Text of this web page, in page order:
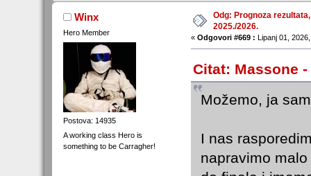
Winx
Hero Member
Postova: 14935
A working class Hero is
something to be Carragher!
Odg: Prognoza
2025./2026.
« Odgovori #669 : Lipanj 01,
Citat: Massone
Možemo, ja
I nas
napravimo